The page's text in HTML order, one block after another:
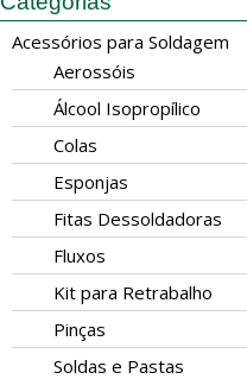
Acessórios para Soldagem
Aerossóis
Álcool Isopropílico
Colas
Esponjas
Fitas Dessoldadoras
Fluxos
Kit para Retrabalho
Pinças
Soldas e Pastas